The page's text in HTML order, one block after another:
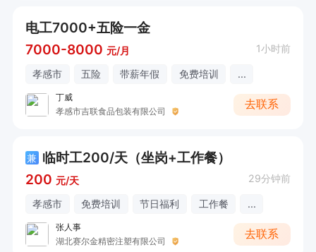
电工7000+五险一金
7000-8000 元/月 1小时前
孝感市 五险 带薪年假 免费培训 ...
丁威
孝感市吉联食品包装有限公司
去联系
兼 临时工200/天（坐岗+工作餐）
200 元/天 29分钟前
孝感市 免费培训 节日福利 工作餐 ...
张人事
湖北赛尔金精密注塑有限公司
去联系